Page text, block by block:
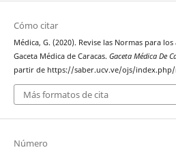
Cómo citar
Médica, G. (2020). Revise las Normas para
Gaceta Médica de Caracas. Gaceta Médica De
partir de https://saber.ucv.ve/ojs/
Más formatos de cita
Número